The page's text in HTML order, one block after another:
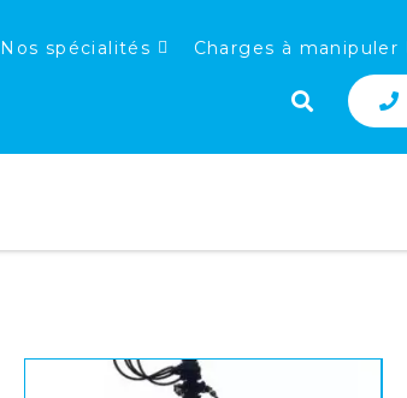
Nos spécialités Charges à manipuler